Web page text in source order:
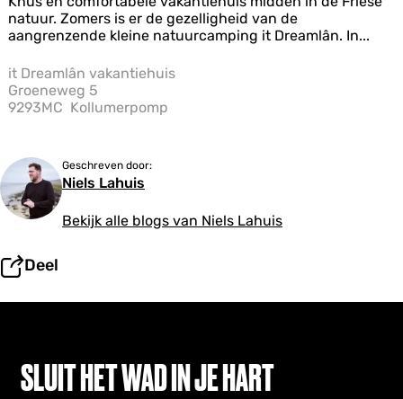
t
D
e
a
m
v
a
k
t
i
h
natuur. Zomers is er de gezelligheid van de
aangrenzende kleine natuurcamping it Dreamlân. In...
it Dreamlân vakantiehuis
Groeneweg 5
9293MC Kollumerpomp
Geschreven door:
Niels Lahuis
Bekijk alle blogs van Niels Lahuis
Deel
SLUIT HET WAD IN JE HART